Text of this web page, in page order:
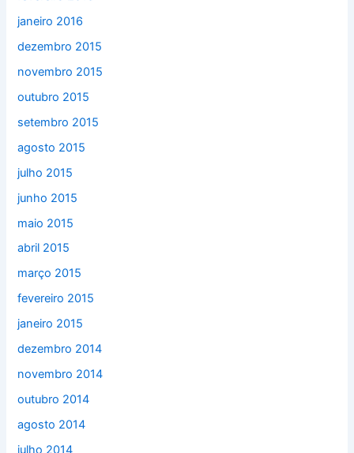
janeiro 2016
dezembro 2015
novembro 2015
outubro 2015
setembro 2015
agosto 2015
julho 2015
junho 2015
maio 2015
abril 2015
março 2015
fevereiro 2015
janeiro 2015
dezembro 2014
novembro 2014
outubro 2014
agosto 2014
julho 2014